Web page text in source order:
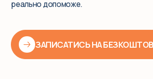
реально допоможе.
ЗАПИСАТИСЬ НА